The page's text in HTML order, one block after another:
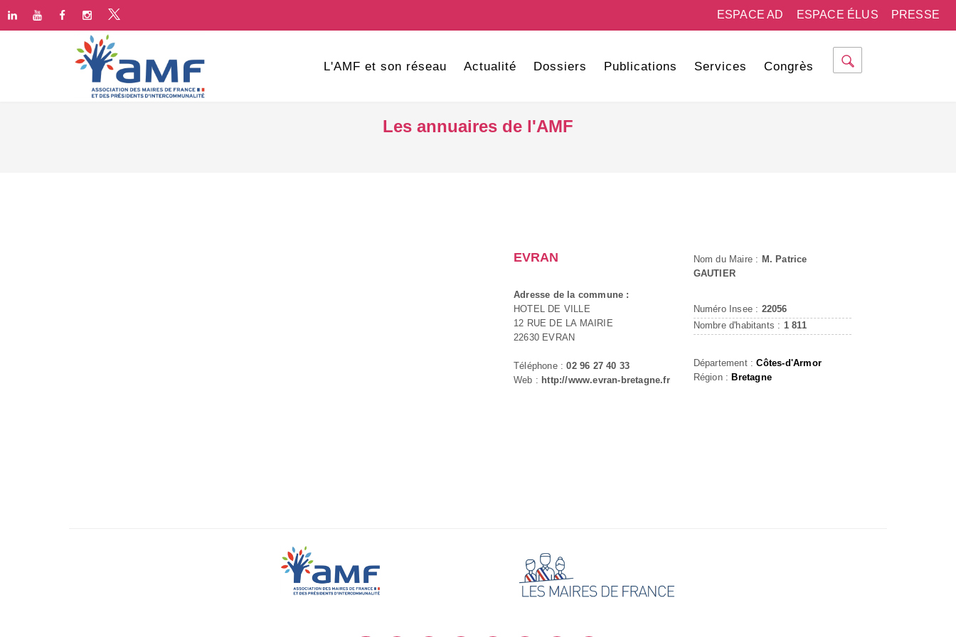
PRESSE
ESPACE ÉLUS
ESPACE AD
L'AMF et son réseau Actualité Dossiers Publications Services Congrès
Les annuaires de l'AMF
EVRAN
Adresse de la commune :
HOTEL DE VILLE
12 RUE DE LA MAIRIE
22630 EVRAN
Téléphone :02 96 27 40 33
Web : http://www.evran-bretagne.fr
Nom du Maire : M. Patrice
GAUTIER
Numéro Insee : 22056
Nombre d'habitants : 1 811
Département :Côtes-d'Armor
Région : Bretagne